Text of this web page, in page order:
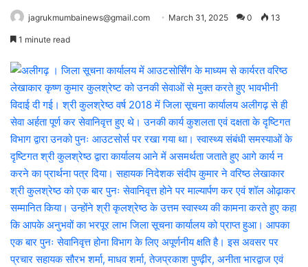
jagrukmumbainews@gmail.com March 31, 2025 0 13
1 minute read